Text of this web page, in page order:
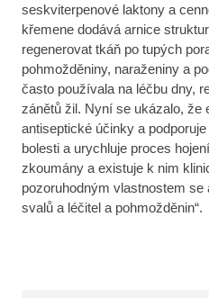
seskviterpenové laktony a
křemene dodává arnice
regenerovat tkáň po tupých
pohmožděniny, naraženiny a
často používala na léčbu dny,
zánětů žil. Nyní se ukázalo, že
antiseptické účinky a
bolesti a urychluje proces
zkoumány a existuje k nim
pozoruhodným vlastnostem se
svalů a léčitel a pohmožděnin“.